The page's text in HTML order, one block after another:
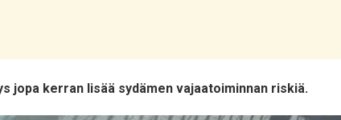
jopa kerran lisää sydämen vajaatoiminnan riskiä.